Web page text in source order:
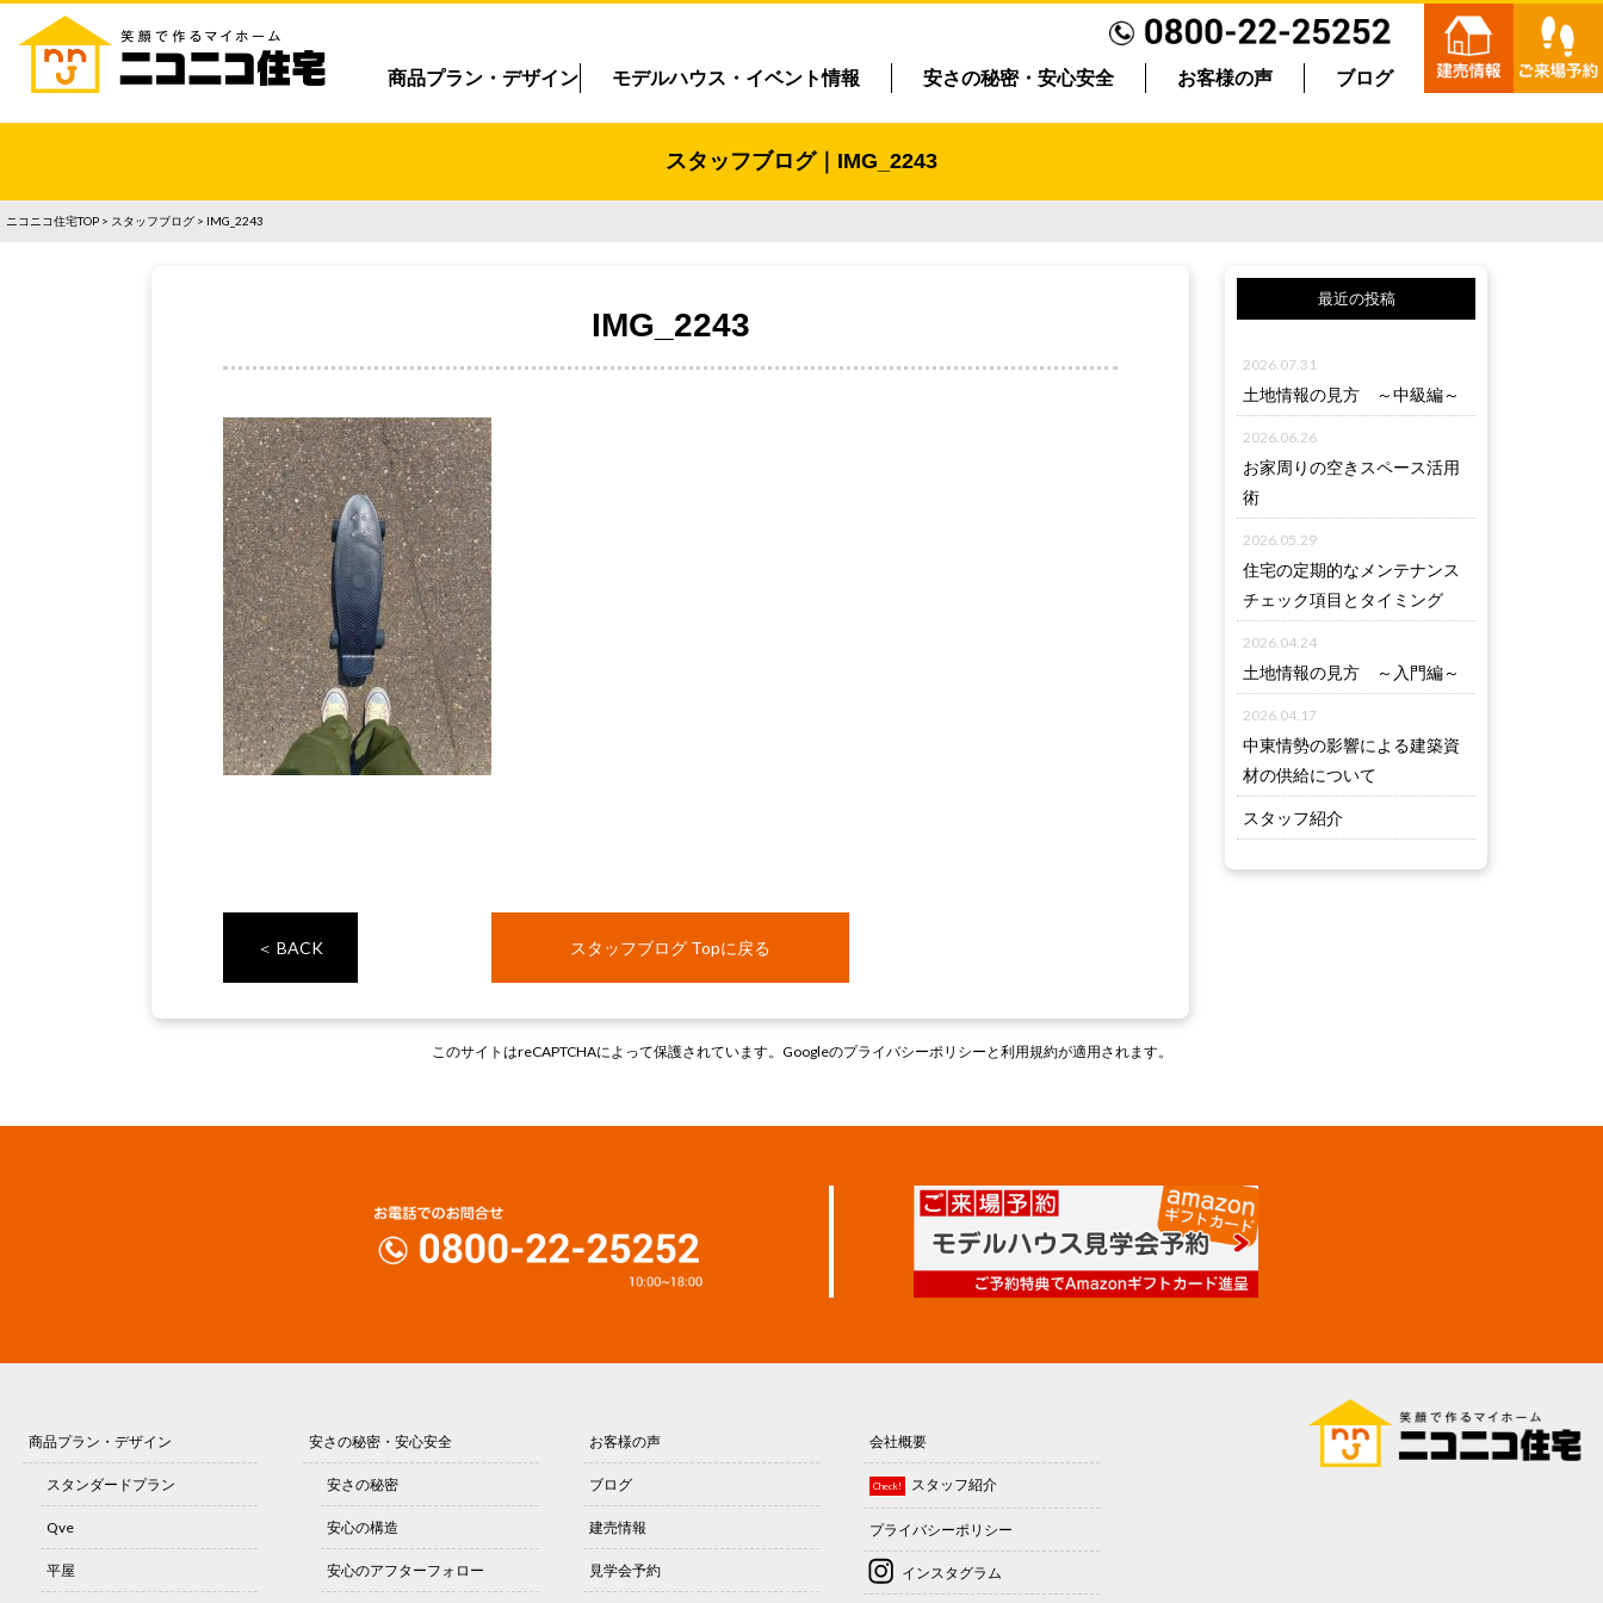
商品プラン・デザイン モデルハウス・イベント情報 安さの秘密・安心安全 お客様の声 ブログ
スタッフブログ｜IMG_2243
ニコニコ住宅TOP > スタッフブログ > IMG_2243
IMG_2243
＜ BACK スタッフブログ Topに戻る
最近の投稿
2026.07.31
土地情報の見方 ～中級編～
2026.06.26
お家周りの空きスペース活用
術
2026.05.29
住宅の定期的なメンテナンス
チェック項目とタイミング
2026.04.24
土地情報の見方 ～入門編～
2026.04.17
中東情勢の影響による建築資
材の供給について
スタッフ紹介
このサイトはreCAPTCHAによって保護されています。Googleのプライバシーポリシー と利用規約が適用されます。
商品プラン・デザイン
スタンダードプラン
Qve
平屋
安さの秘密・安心安全
安さの秘密
安心の構造
安心のアフターフォロー
お客様の声
ブログ
建売情報
見学会予約
会社概要
Check! スタッフ紹介
プライバシーポリシー
インスタグラム